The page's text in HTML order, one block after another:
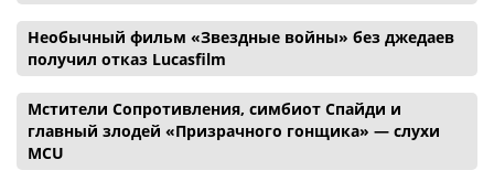
Необычный фильм «Звездные войны» без джедаев
получил отказ Lucasfilm
Мстители Сопротивления, симбиот Спайди и
главный злодей «Призрачного гонщика» — слухи
MCU